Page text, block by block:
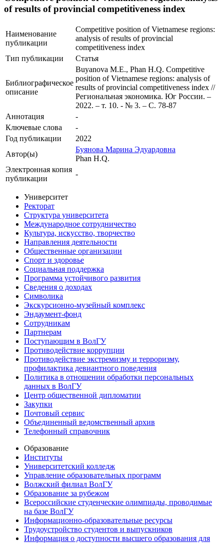
of results of provincial competitiveness index
Наименование
публикации
Competitive position of Vietnamese regions:
analysis of results of provincial
competitiveness index
Тип публикации
Статья
Библиографическое
описание
Buyanova M.E., Phan H.Q. Competitive
position of Vietnamese regions: analysis of
results of provincial competitiveness index //
Региональная экономика. Юг России. –
2022. – т. 10. - № 3. – С. 78-87
Аннотация
-
Ключевые cлова
-
Год публикации
2022
Автор(ы)
Буянова Марина Эдуардовна
Phan H.Q.
Электронная копия
публикации
-
Университет
Ректорат
Структура университета
Международное сотрудничество
Культура, искусство, творчество
Направления деятельности
Общественные организации
Спорт и здоровье
Социальная поддержка
Программа устойчивого развития
Сведения о доходах
Символика
Экскурсионно-музейный комплекс
Эндаумент-фонд
Сотрудникам
Партнерам
Поступающим в ВолГУ
Противодействие коррупции
Противодействие экстремизму и терроризму,
профилактика девиантного поведения
Политика в отношении обработки персональных
данных в ВолГУ
Центр общественной дипломатии
Закупки
Почтовый сервис
Объединенный ведомственный архив
Телефонный справочник
Образование
Институты
Университетский колледж
Управление образовательных программ
Волжский филиал ВолГУ
Образование за рубежом
Всероссийские студенческие олимпиады, проводимые
на базе ВолГУ
Информационно-образовательные ресурсы
Трудоустройство студентов и выпускников
Информация о доступности высшего образования для